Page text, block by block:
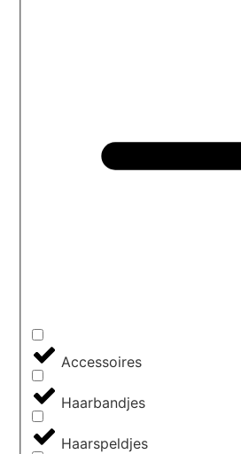
Accessoires
Haarbandjes
Haarspeldjes